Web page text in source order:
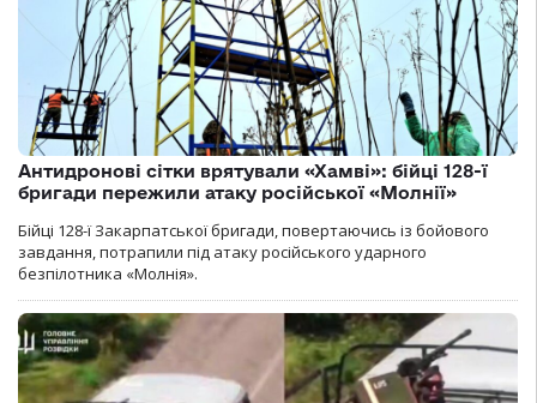
Антидронові сітки врятували «Хамві»: бійці 128-ї
бригади пережили атаку російської «Молнії»
Бійці 128-ї Закарпатської бригади, повертаючись із бойового
завдання, потрапили під атаку російського ударного
безпілотника «Молнія».